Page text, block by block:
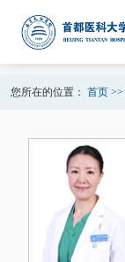
您所在的位置： 首页>>